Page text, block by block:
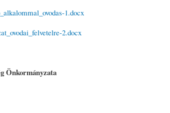
1.docx
2.docx​
Önkormányzata